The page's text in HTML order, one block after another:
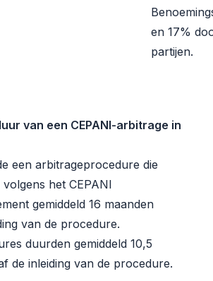
en 17%
partijen.
van een CEPANI-arbitrage in
een arbitrageprocedure die
het CEPANI
gemiddeld 16 maanden
van de procedure.
duurden gemiddeld 10,5
de inleiding van de procedure.